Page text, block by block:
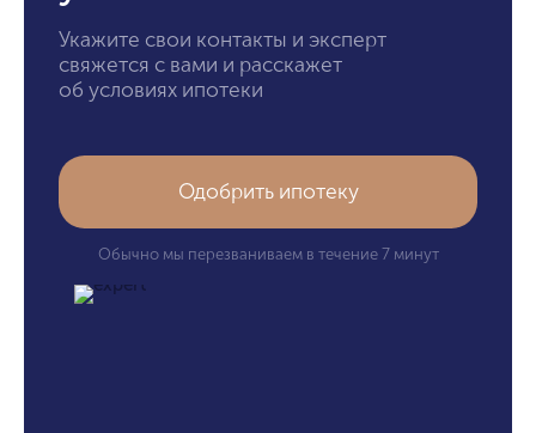
Укажите свои контакты и эксперт
свяжется с вами и расскажет
об условиях ипотеки
Одобрить ипотеку
Обычно мы перезваниваем в течение 7 минут